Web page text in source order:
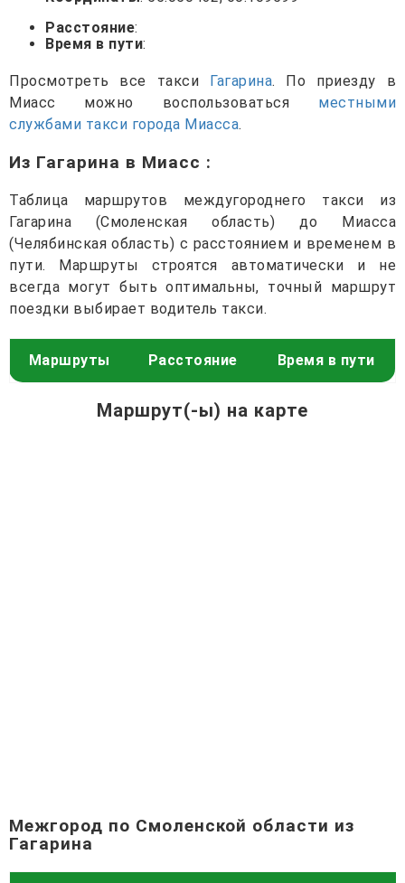
Расстояние:
Время в пути:
Просмотреть все такси Гагарина. По приезду в
Миасс можно воспользоваться местными
службами такси города Миасса.
Из Гагарина в Миасс :
Таблица маршрутов междугороднего такси из
Гагарина (Смоленская область) до Миасса
(Челябинская область) с расстоянием и временем в
пути. Маршруты строятся автоматически и не
всегда могут быть оптимальны, точный маршрут
поездки выбирает водитель такси.
Маршруты Расстояние Время в пути
Маршрут(-ы) на карте
Межгород по Смоленской области из
Гагарина